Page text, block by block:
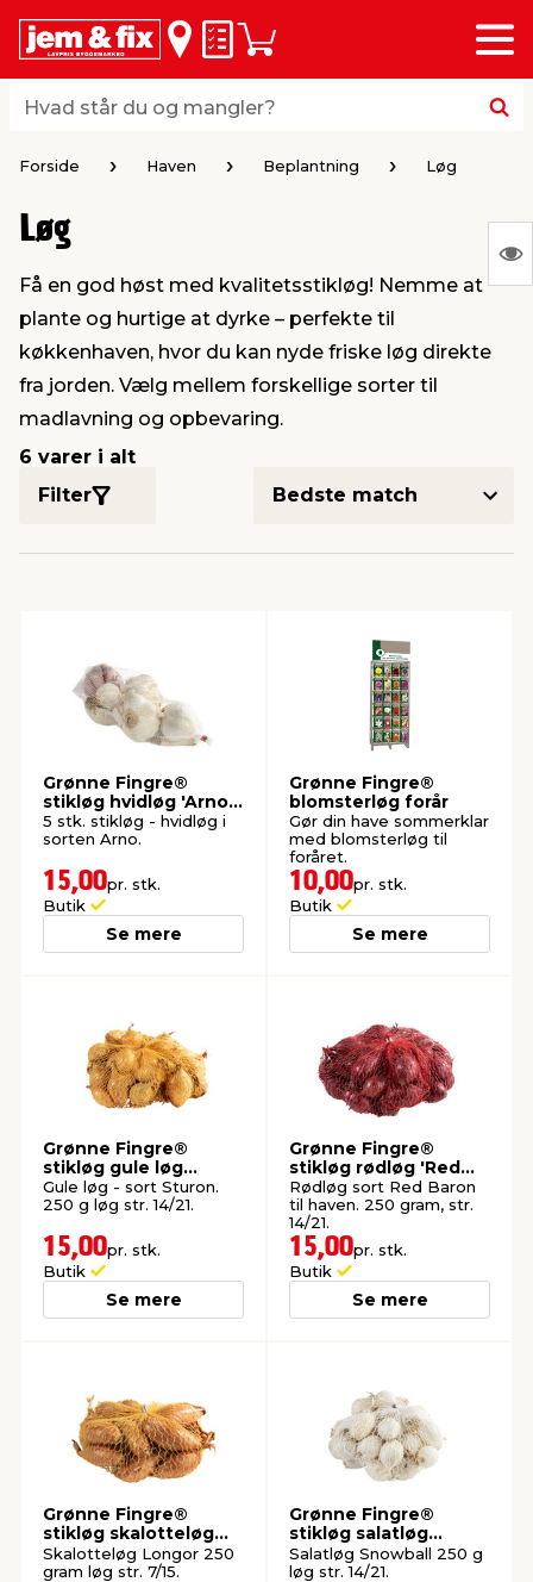
Hvad står du og mangler?
Hvad står du og mangler?
Huskeseddel
Indkøbskurv
Menu
& vægge
vinduer
brædder
& stilladser
& ukrudt
& varme
& ophæng
& opbevaring
& standere
& syltning
& armatur
& ventilation
Home
data & TV
& kemikalier
& fugemasse
af værktøj
maskiner
Forside Haven Beplantning Løg
Løg
Få en god høst med kvalitetsstikløg! Nemme at
plante og hurtige at dyrke – perfekte til
køkkenhaven, hvor du kan nyde friske løg direkte
fra jorden. Vælg mellem forskellige sorter til
madlavning og opbevaring.
6 varer i alt
Filter
Grønne Fingre®
stikløg hvidløg 'Arno'
5 stk.
5 stk. stikløg - hvidløg i
sorten Arno.
15,00pr. stk.
Butik
Se mere
Grønne Fingre®
blomsterløg forår
Gør din have sommerklar
med blomsterløg til
foråret.
10,00pr. stk.
Butik
Se mere
Grønne Fingre®
stikløg gule løg
Sturon 250 g
Gule løg - sort Sturon.
250 g løg str. 14/21.
15,00pr. stk.
Butik
Se mere
Grønne Fingre®
stikløg rødløg 'Red
Baron' 250 g
Rødløg sort Red Baron
til haven. 250 gram, str.
14/21.
15,00pr. stk.
Butik
Se mere
Grønne Fingre®
stikløg skalotteløg
Longor 250 g
Skalotteløg Longor 250
gram løg str. 7/15.
Grønne Fingre®
stikløg salatløg
Snowball 250 g
Salatløg Snowball 250 g
løg str. 14/21.